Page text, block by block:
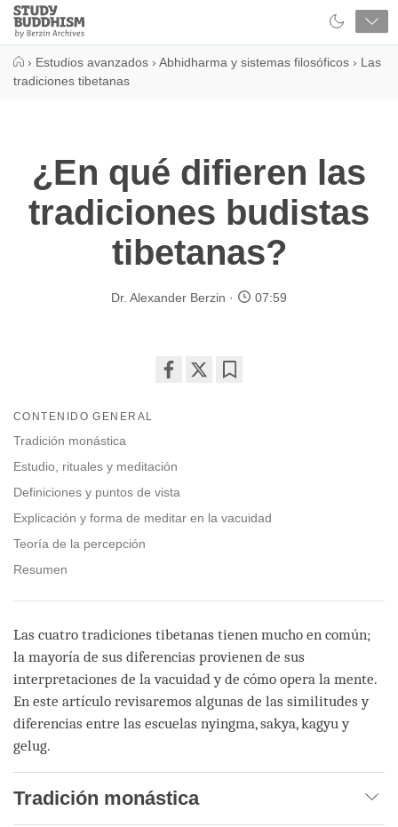
Close
Study
Buddhism
› Estudios avanzados › Abhidharma y sistemas filosóficos › Las
tradiciones tibetanas
¿En qué difieren las
tradiciones budistas
tibetanas?
Dr. Alexander Berzin 07:59
CONTENIDO GENERAL
Tradición monástica
Estudio, rituales y meditación
Definiciones y puntos de vista
Explicación y forma de meditar en la vacuidad
Teoría de la percepción
Resumen
Las cuatro tradiciones tibetanas tienen mucho en común;
la mayoría de sus diferencias provienen de sus
interpretaciones de la vacuidad y de cómo opera la mente.
En este artículo revisaremos algunas de las similitudes y
diferencias entre las escuelas nyingma, sakya, kagyu y
gelug.
Tradición monástica